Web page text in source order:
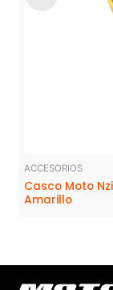
ACCESORIOS
Casco Moto
Amarillo